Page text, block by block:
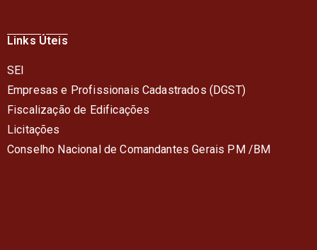
Links Úteis
SEI
Empresas e Profissionais Cadastrados (DGST)
Fiscalização de Edificações
Licitações
Conselho Nacional de Comandantes Gerais PM /BM